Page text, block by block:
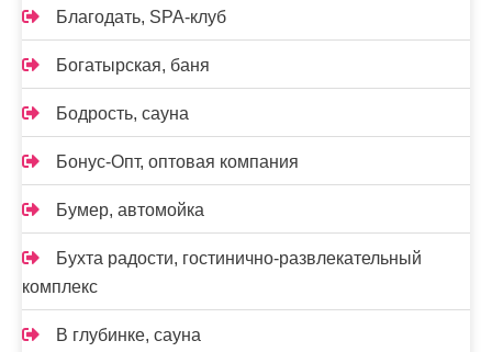
Благодать, SPA-клуб
Богатырская, баня
Бодрость, сауна
Бонус-Опт, оптовая компания
Бумер, автомойка
Бухта радости, гостинично-развлекательный
комплекс
В глубинке, сауна